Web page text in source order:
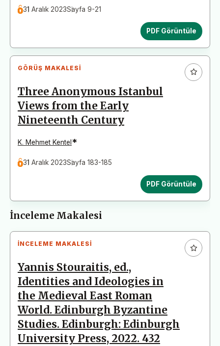
31 Aralık 2023Sayfa 9-21
PDF Görüntüle
GÖRÜŞ MAKALESI
Three Anonymous Istanbul
Views from the Early
Nineteenth Century
K. Mehmet Kentel *
31 Aralık 2023Sayfa 183-185
PDF Görüntüle
İnceleme Makalesi
İNCELEME MAKALESI
Yannis Stouraitis, ed.,
Identities and Ideologies in
the Medieval East Roman
World. Edinburgh Byzantine
Studies. Edinburgh: Edinburgh
University Press, 2022. 432